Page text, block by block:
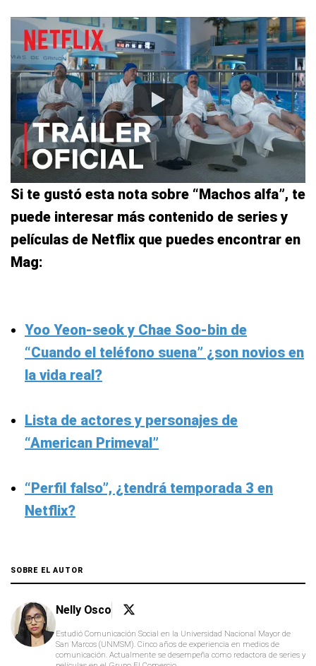
Si te gustó esta nota sobre “Machos alfa”, te
puede interesar más contenido de series y
películas de Netflix que puedes encontrar en
Mag:
Yoo Yeon-seok y Chae Soo-bin de
“Cuando el teléfono suena” ¿son novios en
la vida real?
Lista de actores y personajes de
“American Primeval”
“Perfil falso”, ¿tendrá temporada 3 en
Netflix?
SOBRE EL AUTOR
Nelly Osco
Estudió Comunicación Social en la Universidad Nacional Mayor de
San Marcos (UNMSM). Cinco años de experiencia en medios de
comunicación. Actualmente se desempeña como redactora de series y